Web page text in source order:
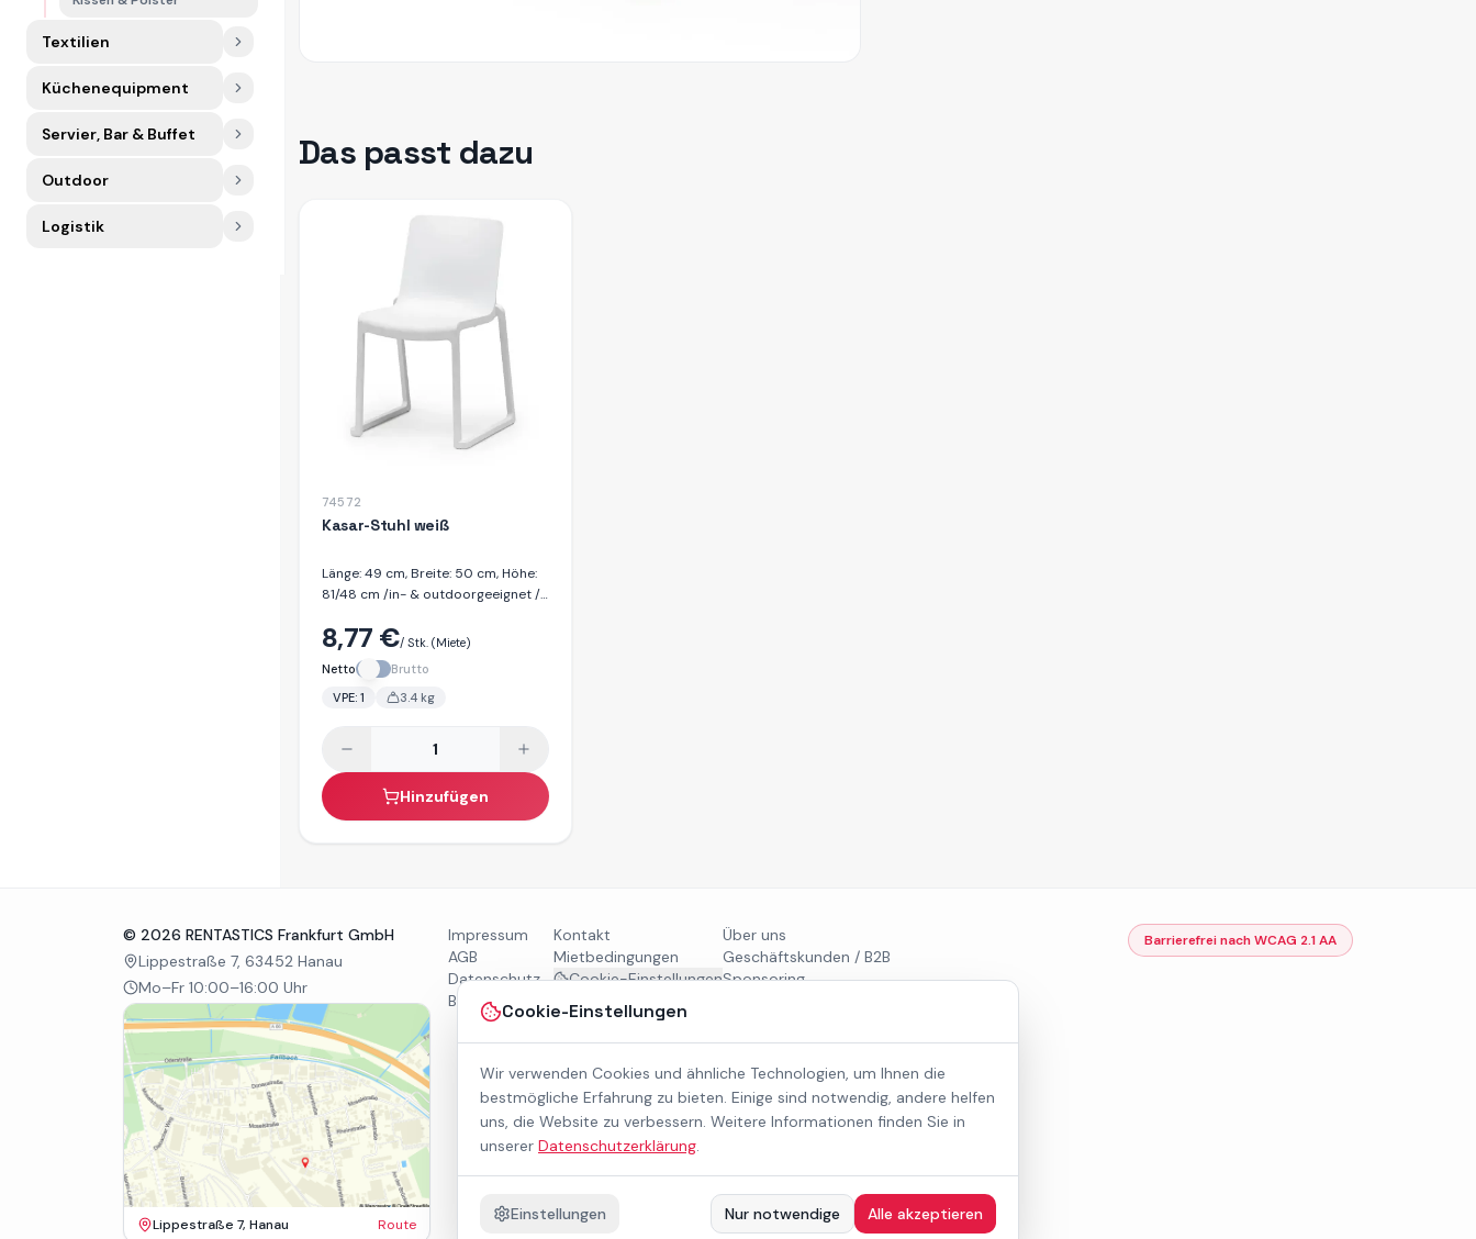
Cookie-Einstellungen
Wir verwenden Cookies und ähnliche Technologien, um Ihnen die
bestmögliche Erfahrung zu bieten. Einige sind notwendig, andere helfen
uns, die Website zu verbessern. Weitere Informationen finden Sie in
unserer Datenschutzerklärung.
Einstellungen Nur notwendige Alle akzeptieren
Textilien
Küchenequipment
Servier, Bar & Buffet
Outdoor
Logistik
Das passt dazu
74572
Kasar-Stuhl weiß
Länge: 49 cm, Breite: 50 cm, Höhe:
81/48 cm /in- & outdoorgeeignet /
Polypropylen / UV-resistent / 100%
recycelbar
8,77 €/ Stk.(Miete)
Netto
Brutto
VPE: 1 3.4 kg
Hinzufügen
© 2026 RENTASTICS Frankfurt GmbH
Lippestraße 7, 63452 Hanau
Mo–Fr 10:00–16:00 Uhr
Lippestraße 7, Hanau Route
Impressum
AGB
Datenschutz
Barrierefreiheit
Kontakt
Mietbedingungen
Cookie-Einstellungen
Über uns
Geschäftskunden / B2B
Sponsoring
Barrierefrei nach WCAG 2.1 AA